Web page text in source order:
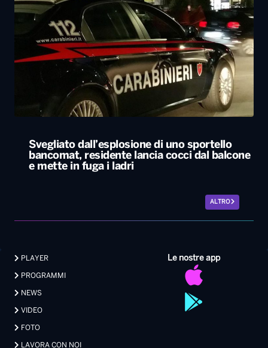
Svegliato dall’esplosione di uno sportello
bancomat, residente lancia cocci dal balcone
e mette in fuga i ladri
ALTRO
Le nostre app
PLAYER
PROGRAMMI
NEWS
VIDEO
FOTO
LAVORA CON NOI